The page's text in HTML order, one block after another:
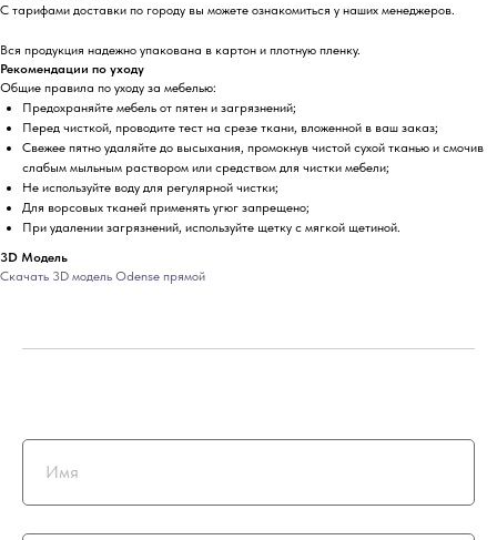
С тарифами доставки по городу вы можете ознакомиться у наших менеджеров.
Вся продукция надежно упакована в картон и плотную пленку.
Рекомендации по уходу
Общие правила по уходу за мебелью:
Предохраняйте мебель от пятен и загрязнений;
Перед чисткой, проводите тест на срезе ткани, вложенной в ваш заказ;
Свежее пятно удаляйте до высыхания, промокнув чистой сухой тканью и смочив
слабым мыльным раствором или средством для чистки мебели;
Не используйте воду для регулярной чистки;
Для ворсовых тканей применять угюг запрещено;
При удалении загрязнений, используйте щетку с мягкой щетиной.
3D Модель
Скачать 3D модель Odense прямой